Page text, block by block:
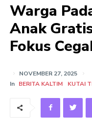
Warga
Anak
Fokus
NOVEMBER 27, 2025
In BERITA KALTIM KUTAI